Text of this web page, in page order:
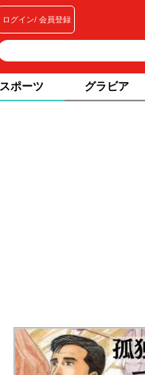
ログイン 会員登録
スポーツ グラビア